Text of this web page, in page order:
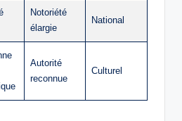
Notoriété
élargie
National
Autorité
reconnue
Culturel